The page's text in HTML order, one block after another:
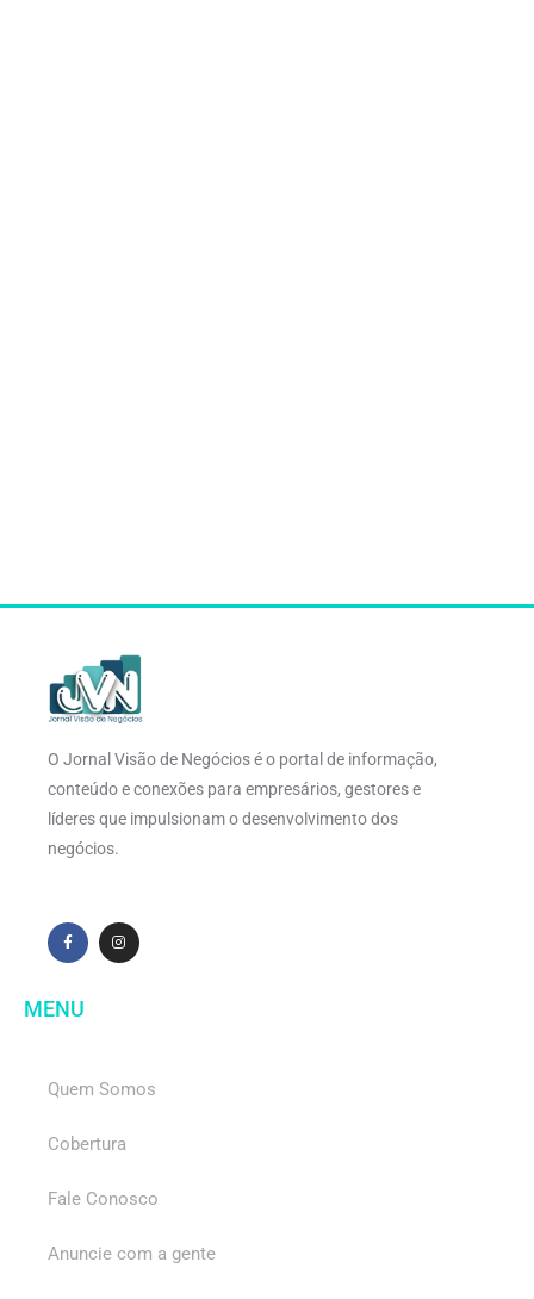
O Jornal Visão de Negócios é o portal de informação,
conteúdo e conexões para empresários, gestores e
líderes que impulsionam o desenvolvimento dos
negócios.
MENU
Quem Somos
Cobertura
Fale Conosco
Anuncie com a gente